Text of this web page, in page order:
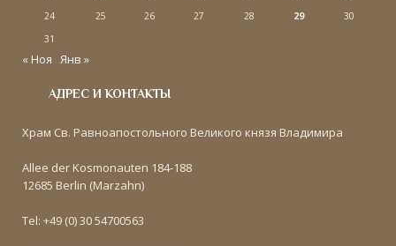
24
25 26 27 28 29
30
31
« Ноя Янв »
АДРЕС И КОНТАКТЫ
Храм Св. Равноапостольного Великого князя Владимира
Allee der Kosmonauten 184-188
12685 Berlin (Marzahn)
Tel: +49 (0) 30 54700563